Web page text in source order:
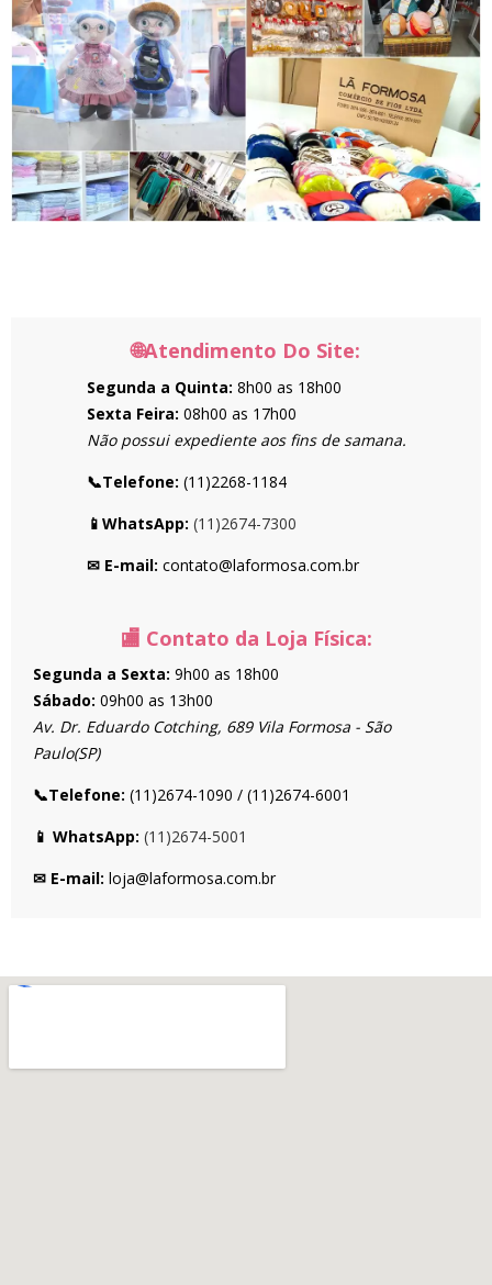
🌐Atendimento Do Site:
Segunda a Quinta: 8h00 as 18h00
Sexta Feira: 08h00 as 17h00
Não possui expediente aos fins de samana.
📞Telefone: (11)2268-1184
📱WhatsApp: (11)2674-7300
✉ E-mail: contato@laformosa.com.br
🏬 Contato da Loja Física:
Segunda a Sexta: 9h00 as 18h00
Sábado: 09h00 as 13h00
Av. Dr. Eduardo Cotching, 689 Vila Formosa - São
Paulo(SP)
📞Telefone: (11)2674-1090 / (11)2674-6001
📱 WhatsApp: (11)2674-5001
✉ E-mail: loja@laformosa.com.br